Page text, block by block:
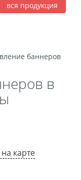
вся продукция
баннеров
в
карте